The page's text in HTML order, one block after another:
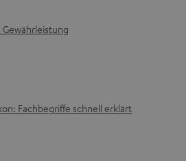
Gewährleistung
Fachbegriffe schnell erklärt